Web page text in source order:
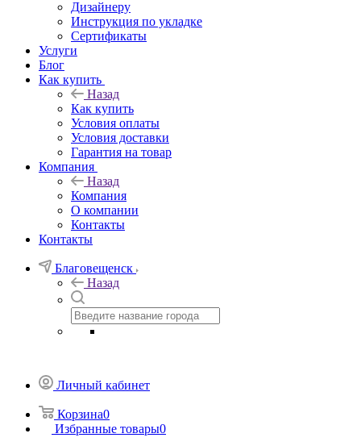
Дизайнеру
Инструкция по укладке
Сертификаты
Услуги
Блог
Как купить
Назад
Как купить
Условия оплаты
Условия доставки
Гарантия на товар
Компания
Назад
Компания
О компании
Контакты
Контакты
Благовещенск
Назад
Личный кабинет
Корзина0
Избранные товары0